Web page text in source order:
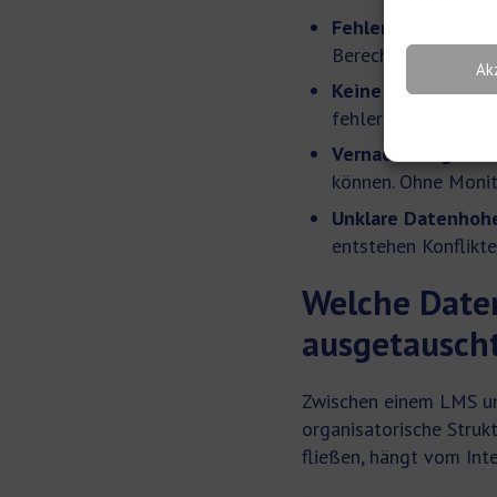
Fehlende
Berechtigungen
Keine
fehlerhafte
Vernachlässigte
können. Ohne
Unklare
entstehen
Welche
Zwischen einem LMS
organisatorische
fließen, hängt vom